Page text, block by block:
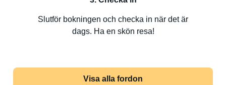
Slutför bokningen och checka in när det är
dags. Ha en skön resa!
Visa alla fordon